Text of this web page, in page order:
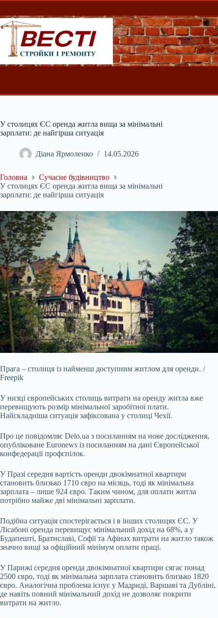
Перейти
вмісту
У столицях ЄС оренда житла вища за мінімальні
зарплати: де найгірша ситуація
Діана Ярмоленко 14.05.2026
Головна
Сучасне будівництво
У столицях ЄС оренда житла вища за мінімальні
зарплати: де найгірша ситуація
Прага – столиця із найменш доступним житлом для оренди. /
Freepik
У низці європейських столиць витрати на оренду житла вже
перевищують розмір мінімальної заробітноїплати.
Найскладніша ситуація зафіксована у столиці Чехії.
Про це повідомляє Delo.ua з посиланням на нове дослідження,
опубліковане Euronews із посиланням на дані Європейської
конфедерації профспілок.
У Празі середня вартість оренди двокімнатної квартири
становить близько 1710 євро на місяць, тоді як мінімальна
зарплата – лише 924 євро. Таким чином, для оплати житла
потрібно майже дві мінімальні зарплати.
Подібна ситуація спостерігається і в інших столицях ЄС. У
Лісабоні оренда перевищує мінімальний дохід на 68%, а у
Будапешті, Братиславі, Софії та Афінах витрати на житло також
значно вищі за офіційний мінімум оплати праці.
У Парижі середня оренда двокімнатної квартири сягає понад
2500 євро, тоді як мінімальна зарплата становить близько 1820
євро. Аналогічна проблема існує у Мадриді, Варшаві та Дубліні,
де навіть повний мінімальний дохід не дозволяє покрити
витрати на житло.